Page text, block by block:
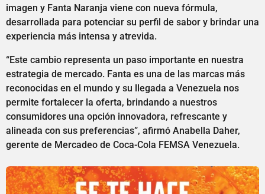
imagen y Fanta Naranja viene con nueva fórmula,
desarrollada para potenciar su perfil de sabor y brindar una
experiencia más intensa y atrevida.
“Este cambio representa un paso importante en nuestra
estrategia de mercado. Fanta es una de las marcas más
reconocidas en el mundo y su llegada a Venezuela nos
permite fortalecer la oferta, brindando a nuestros
consumidores una opción innovadora, refrescante y
alineada con sus preferencias”, afirmó Anabella Daher,
gerente de Mercadeo de Coca-Cola FEMSA Venezuela.